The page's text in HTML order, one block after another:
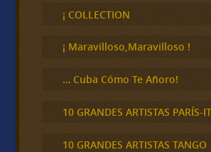
c
a
¡ COLLECTION
¡ Maravilloso,Maravilloso !
… Cuba Cómo Te Añoro!
10 GRANDES ARTISTAS PARÍS-
10 GRANDES ARTISTAS TANGO